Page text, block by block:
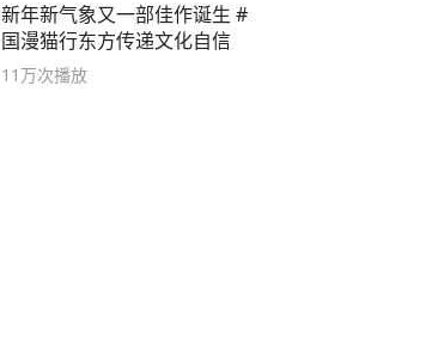
新年新气象又一部佳作诞生 #
国漫猫行东方传递文化自信
11万次播放